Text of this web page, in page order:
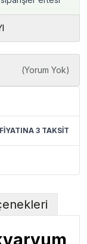
(Yorum Yok)
3 TAKSİT